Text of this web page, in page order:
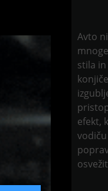
Avto
stila
efekt,